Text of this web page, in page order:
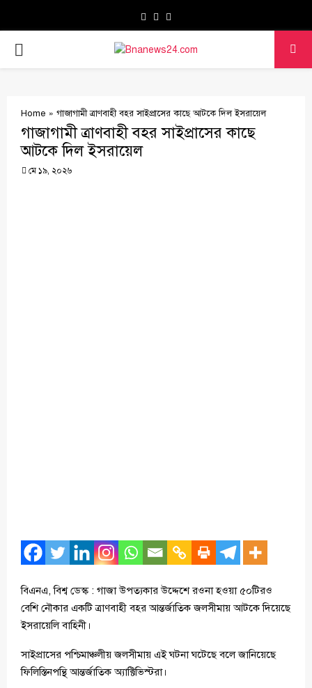
Facebook
Twitter
PRIMARY
Home » গাজাগামী ত্রাণবাহী বহর সাইপ্রাসের কাছে আটকে দিল ইসরায়েল
গাজাগামী ত্রাণবাহী বহর সাইপ্রাসের কাছে
আটকে দিল ইসরায়েল
মে ১৯, ২০২৬
বিএনএ, বিশ্ব ডেস্ক : গাজা উপত্যকার উদ্দেশে রওনা হওয়া ৫০টিরও
বেশি নৌকার একটি ত্রাণবাহী বহর আন্তর্জাতিক জলসীমায় আটকে দিয়েছে
ইসরায়েলি বাহিনী।
সাইপ্রাসের পশ্চিমাঞ্চলীয় জলসীমায় এই ঘটনা ঘটেছে বলে জানিয়েছে
ফিলিস্তিনপন্থি আন্তর্জাতিক অ্যাক্টিভিস্টরা।